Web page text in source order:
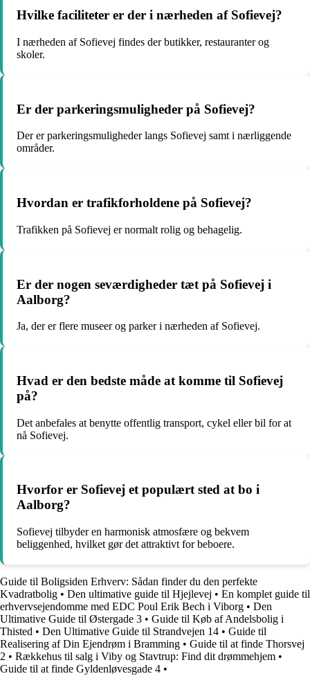
Hvilke faciliteter er der i nærheden af Sofievej?
I nærheden af Sofievej findes der butikker, restauranter og
skoler.
Er der parkeringsmuligheder på Sofievej?
Der er parkeringsmuligheder langs Sofievej samt i nærliggende
områder.
Hvordan er trafikforholdene på Sofievej?
Trafikken på Sofievej er normalt rolig og behagelig.
Er der nogen seværdigheder tæt på Sofievej i
Aalborg?
Ja, der er flere museer og parker i nærheden af Sofievej.
Hvad er den bedste måde at komme til Sofievej
på?
Det anbefales at benytte offentlig transport, cykel eller bil for at
nå Sofievej.
Hvorfor er Sofievej et populært sted at bo i
Aalborg?
Sofievej tilbyder en harmonisk atmosfære og bekvem
beliggenhed, hvilket gør det attraktivt for beboere.
Guide til Boligsiden Erhverv: Sådan finder du den perfekte
Kvadratbolig • Den ultimative guide til Hjejlevej • En komplet guide til
erhvervsejendomme med EDC Poul Erik Bech i Viborg • Den
Ultimative Guide til Østergade 3 • Guide til Køb af Andelsbolig i
Thisted • Den Ultimative Guide til Strandvejen 14 • Guide til
Realisering af Din Ejendrøm i Bramming • Guide til at finde Thorsvej
2 • Rækkehus til salg i Viby og Stavtrup: Find dit drømmehjem •
Guide til at finde Gyldenløvesgade 4 •